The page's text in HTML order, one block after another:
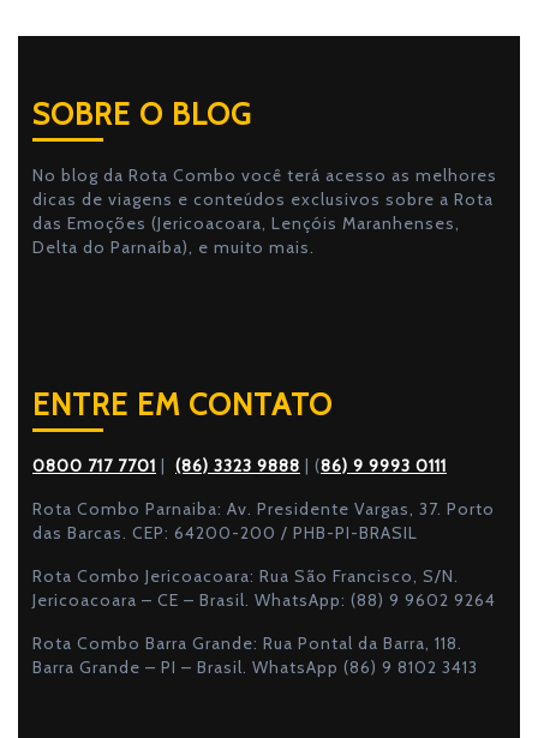
SOBRE O BLOG
No blog da Rota Combo você terá acesso as melhores
dicas de viagens e conteúdos exclusivos sobre a Rota
das Emoções (Jericoacoara, Lençóis Maranhenses,
Delta do Parnaíba), e muito mais.
ENTRE EM CONTATO
0800 717 7701 (86) 3323 9888 | (86) 9 9993 0111
Rota Combo Parnaiba: Av. Presidente Vargas, 37. Porto
das Barcas. CEP: 64200-200 / PHB-PI-BRASIL
Rota Combo Jericoacoara: Rua São Francisco, S/N.
Jericoacoara – CE – Brasil. WhatsApp: (88) 9 9602 9264
Rota Combo Barra Grande: Rua Pontal da Barra, 118.
Barra Grande – PI – Brasil. WhatsApp (86) 9 8102 3413